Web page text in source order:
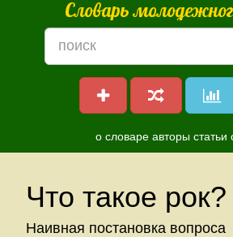
Словарь
о словаре авторы статьи
Что такое рок?
Наивная постановка вопроса